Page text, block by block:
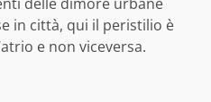
in città, qui il peristilio è
e non viceversa.